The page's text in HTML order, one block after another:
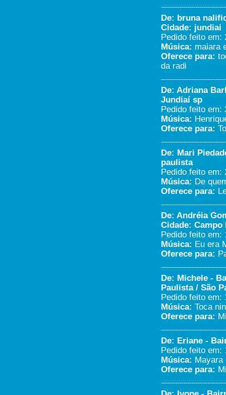
De: bruna
Cidade: jundiai
Pedido feito em:
Música: maiara
Oferece para:
da radi
De: Adriana
Jundiaí sp
Pedido feito em:
Música:
Oferece para:
De: Mari
paulista
Pedido feito em:
Música: De
Oferece para:
De: Andréia
Cidade:
Pedido feito em:
Música: Eu era
Oferece para:
De: Michele -
Paulista / São
Pedido feito em:
Música: Toca
Oferece para:
De: Eriane -
Pedido feito em:
Música: Mayara
Oferece para: